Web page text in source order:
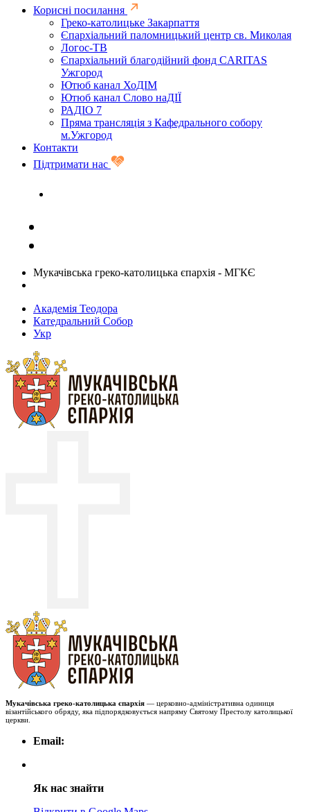
Корисні посилання
Греко-католицьке Закарпаття
Єпархіальний паломницький центр св. Миколая
Логос-ТВ
Єпархіальний благодійний фонд CARITAS
Ужгород
Ютюб канал ХоДІМ
Ютюб канал Слово наДІЇ
РАДІО 7
Пряма трансляція з Кафедрального собору
м.Ужгород
Контакти
Підтримати нас
Мукачівська греко-католицька єпархія - МГКЄ
Академія Теодора
Катедральний Собор
Укр
Мукачівська греко-католицька єпархія — церковно-адміністративна одиниця
візантійського обряду, яка підпорядковується напряму Святому Престолу католицької
церкви.
Email:
Як нас знайти